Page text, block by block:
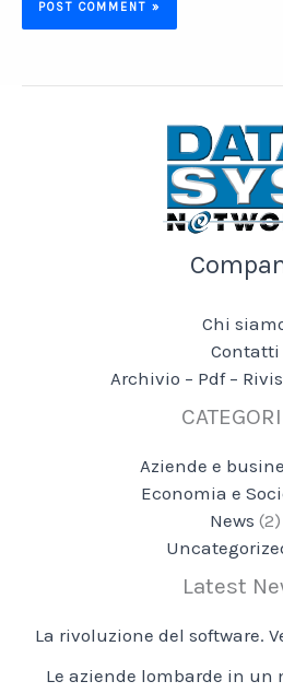
Chi
Contatti
Archivio – Pdf –
Aziende e
Economia e
News (2)
Latest
La rivoluzione del software.
Le aziende lombarde in un